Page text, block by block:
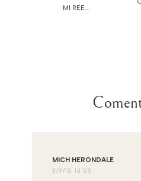
MI REE...
MICH HERONDALE
3/9/15 13:53